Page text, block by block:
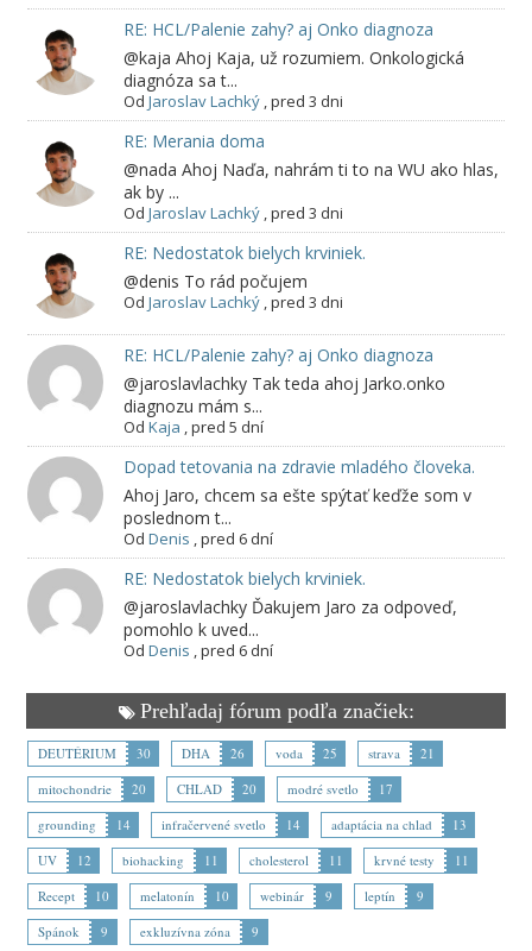
RE: HCL/Palenie zahy? aj Onko diagnoza
@kaja Ahoj Kaja, už rozumiem. Onkologická
diagnóza sa t...
Od Jaroslav Lachký,pred 3 dni
RE: Merania doma
@nada Ahoj Naďa, nahrám ti to na WU ako hlas,
ak by ...
Od Jaroslav Lachký,pred 3 dni
RE: Nedostatok bielych krviniek.
@denis To rád počujem
Od Jaroslav Lachký,pred 3 dni
RE: HCL/Palenie zahy? aj Onko diagnoza
@jaroslavlachky Tak teda ahoj Jarko.onko
diagnozu mám s...
Od Kaja ,pred 5 dní
Dopad tetovania na zdravie mladého človeka.
Ahoj Jaro, chcem sa ešte spýtať keďže som v
poslednom t...
Od Denis ,pred 6 dní
RE: Nedostatok bielych krviniek.
@jaroslavlachky Ďakujem Jaro za odpoveď,
pomohlo k uved...
Od Denis ,pred 6 dní
Prehľadaj fórum podľa značiek:
DEUTÉRIUM 30 DHA 26 voda 25 strava
21
mitochondrie
20 CHLAD 20 modré svetlo
17
grounding
14 infračervené svetlo 14 adaptácia na chlad
13
UV
12 biohacking 11 cholesterol 11 krvné testy
11
Recept
10 melatonín 10 webinár 9 leptín
9
Spánok
9 exkluzívna zóna 9